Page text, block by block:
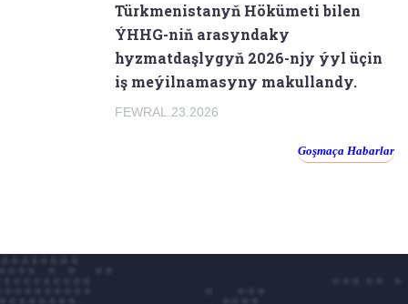
Türkmenistanyň Hökümeti bilen
ÝHHG-niň arasyndaky
hyzmatdaşlygyň 2026-njy ýyl üçin
iş meýilnamasyny makullandy.
FEWRAL.23.2026
Goşmaça Habarlar